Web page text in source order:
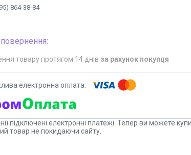
864-38-84
товару протягом 14 днів за рахунок покупця
підключені електронні платежі. Тепер ви можете
товар не покидаючи сайту.